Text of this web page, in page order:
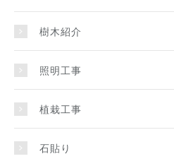
樹木紹介
照明工事
植栽工事
石貼り